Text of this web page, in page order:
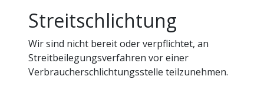
Streitschlichtung
Wir sind nicht bereit oder verpflichtet, an
Streitbeilegungsverfahren vor einer
Verbraucherschlichtungsstelle teilzunehmen.